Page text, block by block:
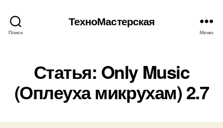
Поиск
ТехноМастерская
Меню
Статья: Only Music
(Оплеуха микрухам) 2.7